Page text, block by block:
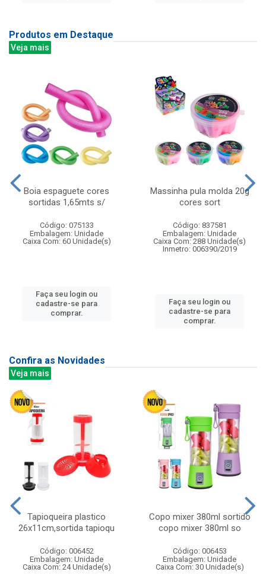
Produtos em Destaque
Veja mais
Boia espaguete cores
sortidas 1,65mts s/
Código: 075133
Embalagem: Unidade
Caixa Com: 60 Unidade(s)
Faça seu login ou
cadastre-se para
comprar.
Massinha pula molda 20g
cores sort
Código: 837581
Embalagem: Unidade
Caixa Com: 288 Unidade(s)
Inmetro: 006390/2019
Faça seu login ou
cadastre-se para
comprar.
Confira as Novidades
Veja mais
Tapioqueira plastico
26x11cm,sortida tapioqu
Código: 006452
Embalagem: Unidade
Caixa Com: 24 Unidade(s)
Copo mixer 380ml sortido
copo mixer 380ml so
Código: 006453
Embalagem: Unidade
Caixa Com: 30 Unidade(s)